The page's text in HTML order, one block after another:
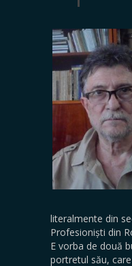
literalmente din
Profesioniști din
E vorba de două
portretul său,